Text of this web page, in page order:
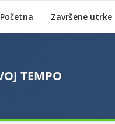
Početna Završene utrke